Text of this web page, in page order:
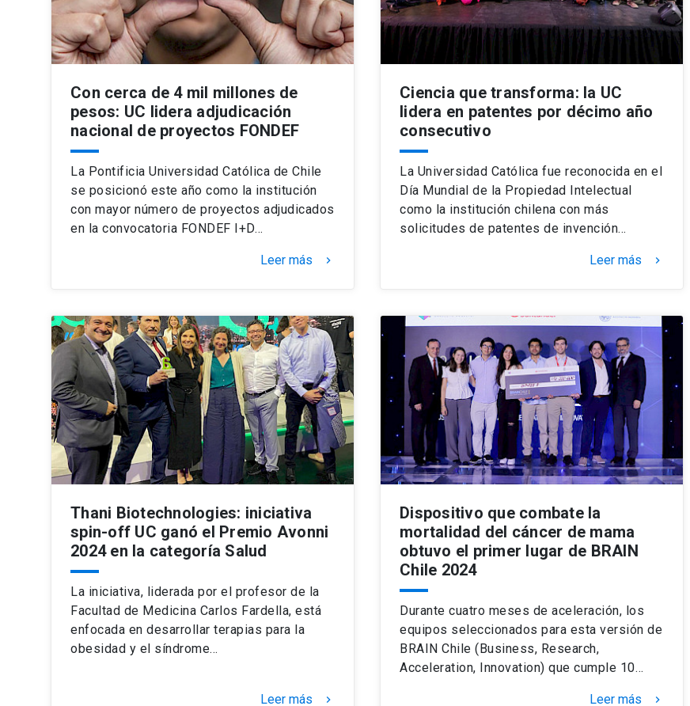
Con cerca de 4 mil millones de
pesos: UC lidera adjudicación
nacional de proyectos FONDEF
La Pontificia Universidad Católica de Chile
se posicionó este año como la institución
con mayor número de proyectos adjudicados
en la convocatoria FONDEF I+D…
Leer más keyboard_arrow_right
Ciencia que transforma: la UC
lidera en patentes por décimo año
consecutivo
La Universidad Católica fue reconocida en el
Día Mundial de la Propiedad Intelectual
como la institución chilena con más
solicitudes de patentes de invención…
Leer más keyboard_arrow_right
Thani Biotechnologies: iniciativa
spin-off UC ganó el Premio Avonni
2024 en la categoría Salud
La iniciativa, liderada por el profesor de la
Facultad de Medicina Carlos Fardella, está
enfocada en desarrollar terapias para la
obesidad y el síndrome…
Leer más keyboard_arrow_right
Dispositivo que combate la
mortalidad del cáncer de mama
obtuvo el primer lugar de BRAIN
Chile 2024
Durante cuatro meses de aceleración, los
equipos seleccionados para esta versión de
BRAIN Chile (Business, Research,
Acceleration, Innovation) que cumple 10…
Leer más keyboard_arrow_right